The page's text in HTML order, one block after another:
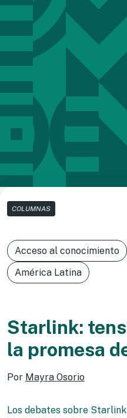
COLUMNAS
Acceso al conocimiento
América Latina
Starlink:
la promesa
Por Mayra Osorio
Los debates sobre